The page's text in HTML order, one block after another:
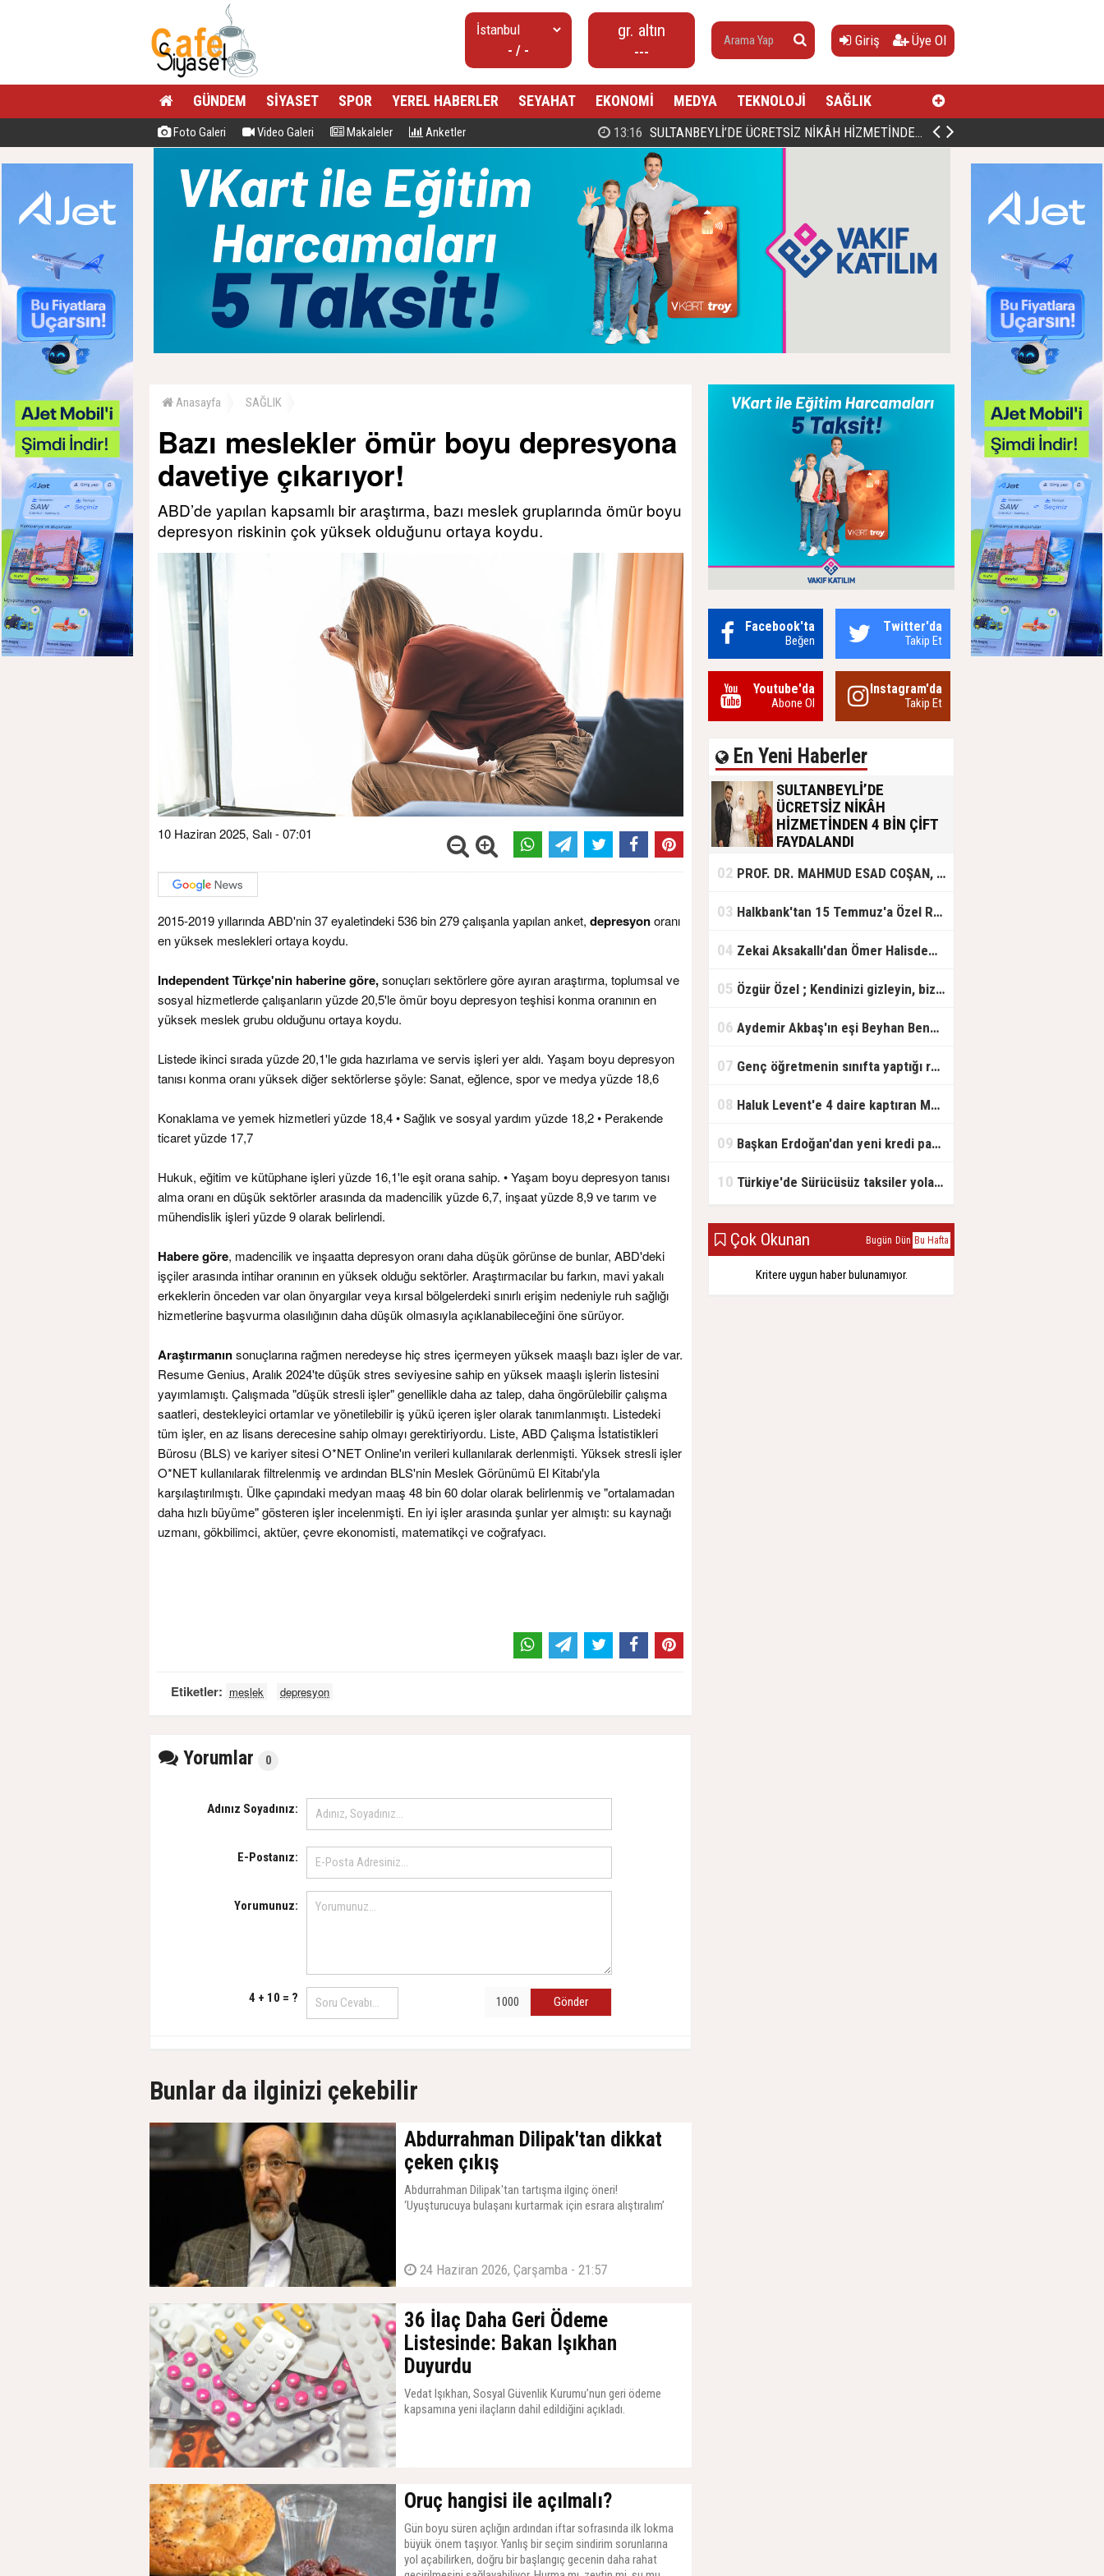
- / -
gr. altın
---
Giriş Üye Ol
GÜNDEM SİYASET SPOR YEREL HABERLER SEYAHAT EKONOMİ MEDYA TEKNOLOJİ SAĞLIK
Foto Galeri Video Galeri Makaleler Anketler 00:27 PROF. DR. MAHMUD ESAD COŞAN, DOĞUMUNUN HİCRÎ 91. YILINDA ELAZIĞ'DA YÂD EDİLECEK
Anasayfa SAĞLIK
Bazı meslekler ömür boyu depresyona
davetiye çıkarıyor!
ABD’de yapılan kapsamlı bir araştırma, bazı meslek gruplarında ömür boyu
depresyon riskinin çok yüksek olduğunu ortaya koydu.
10 Haziran 2025, Salı - 07:01
2015-2019 yıllarında ABD'nin 37 eyaletindeki 536 bin 279 çalışanla yapılan anket, depresyonoranı
en yüksek meslekleri ortaya koydu.
Independent Türkçe'nin haberine göre,sonuçları sektörlere göre ayıran araştırma, toplumsal ve
sosyal hizmetlerde çalışanların yüzde 20,5'le ömür boyu depresyon teşhisi konma oranının en
yüksek meslek grubu olduğunu ortaya koydu.
Listede ikinci sırada yüzde 20,1'le gıda hazırlama ve servis işleri yer aldı. Yaşam boyu depresyon
tanısı konma oranı yüksek diğer sektörlerse şöyle: Sanat, eğlence, spor ve medya yüzde 18,6
Konaklama ve yemek hizmetleri yüzde 18,4 • Sağlık ve sosyal yardım yüzde 18,2 • Perakende
ticaret yüzde 17,7
Hukuk, eğitim ve kütüphane işleri yüzde 16,1'le eşit orana sahip. • Yaşam boyu depresyon tanısı
alma oranı en düşük sektörler arasında da madencilik yüzde 6,7, inşaat yüzde 8,9 ve tarım ve
mühendislik işleri yüzde 9 olarak belirlendi.
Habere göre, madencilik ve inşaatta depresyon oranı daha düşük görünse de bunlar, ABD'deki
işçiler arasında intihar oranının en yüksek olduğu sektörler. Araştırmacılar bu farkın, mavi yakalı
erkeklerin önceden var olan önyargılar veya kırsal bölgelerdeki sınırlı erişim nedeniyle ruh sağlığı
hizmetlerine başvurma olasılığının daha düşük olmasıyla açıklanabileceğini öne sürüyor.
Araştırmanınsonuçlarına rağmen neredeyse hiç stres içermeyen yüksek maaşlı bazı işler de var.
Resume Genius, Aralık 2024'te düşük stres seviyesine sahip en yüksek maaşlı işlerin listesini
yayımlamıştı. Çalışmada "düşük stresli işler" genellikle daha az talep, daha öngörülebilir çalışma
saatleri, destekleyici ortamlar ve yönetilebilir iş yükü içeren işler olarak tanımlanmıştı. Listedeki
tüm işler, en az lisans derecesine sahip olmayı gerektiriyordu. Liste, ABD Çalışma İstatistikleri
Bürosu (BLS) ve kariyer sitesi O*NET Online'ın verileri kullanılarak derlenmişti. Yüksek stresli işler
O*NET kullanılarak filtrelenmiş ve ardından BLS'nin Meslek Görünümü El Kitabı'yla
karşılaştırılmıştı. Ülke çapındaki medyan maaş 48 bin 60 dolar olarak belirlenmiş ve "ortalamadan
daha hızlı büyüme" gösteren işler incelenmişti. En iyi işler arasında şunlar yer almıştı: su kaynağı
uzmanı, gökbilimci, aktüer, çevre ekonomisti, matematikçi ve coğrafyacı.
Etiketler: meslek depresyon
Yorumlar 0
Adınız Soyadınız:
E-Postanız:
Yorumunuz:
4 + 10 = ? Gönder
Bunlar da ilginizi çekebilir
Abdurrahman Dilipak'tan dikkat
çeken çıkış
Abdurrahman Dilipak'tan tartışma ilginç öneri!
‘Uyuşturucuya bulaşanı kurtarmak için esrara alıştıralım’
24 Haziran 2026, Çarşamba - 21:57
36 İlaç Daha Geri Ödeme
Listesinde: Bakan Işıkhan
Duyurdu
Vedat Işıkhan, Sosyal Güvenlik Kurumu’nun geri ödeme
kapsamına yeni ilaçların dahil edildiğini açıkladı.
Oruç hangisi ile açılmalı?
Gün boyu süren açlığın ardından iftar sofrasında ilk lokma
büyük önem taşıyor. Yanlış bir seçim sindirim sorunlarına
yol açabilirken, doğru bir başlangıç gecenin daha rahat
Facebook'ta
Beğen
Twitter'da
Takip Et
Youtube'da
Abone Ol
Instagram'da
Takip Et
En Yeni Haberler
SULTANBEYLİ’DE
ÜCRETSİZ NİKÂH
HİZMETİNDEN 4 BİN ÇİFT
FAYDALANDI
olan gençlere destek amacıyla
başlattığı ücretsiz nikâh hizmetini
başlattıklarını belirten Sultanbeyli
ücretsiz hizmet vermenin
02 PROF. DR. MAHMUD ESAD COŞAN, DOĞUMUNUN HİCRÎ 91. YILINDA ELAZIĞ'DA YÂD EDİLECEK
03 Halkbank'tan 15 Temmuz'a Özel Reklam Filmi: "İrade Bizim, Zafer Bizim"
04 Zekai Aksakallı'dan Ömer Halisdemir'e 'vefa' ziyareti!
05 Özgür Özel ; Kendinizi gizleyin, bizden işaret bekleyin
06 Aydemir Akbaş'ın eşi Beyhan Benek Akbaş hayatını kaybetti
07 Genç öğretmenin sınıfta yaptığı rezil paylaşım
08 Haluk Levent'e 4 daire kaptıran Müteahhit soluğu savcılıkta aldı
09 Başkan Erdoğan'dan yeni kredi paketi müjdesi: 6 ay geri ödemesiz, 36 ay vadeli
10 Türkiye'de Sürücüsüz taksiler yola çıkmaya hazırlanıyor
Çok Okunan Bugün Dün Bu Hafta
Kritere uygun haber bulunamıyor.